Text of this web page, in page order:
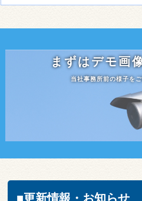
まずはデモ画
当社事務所前の様子を
■更新情報・お知らせ